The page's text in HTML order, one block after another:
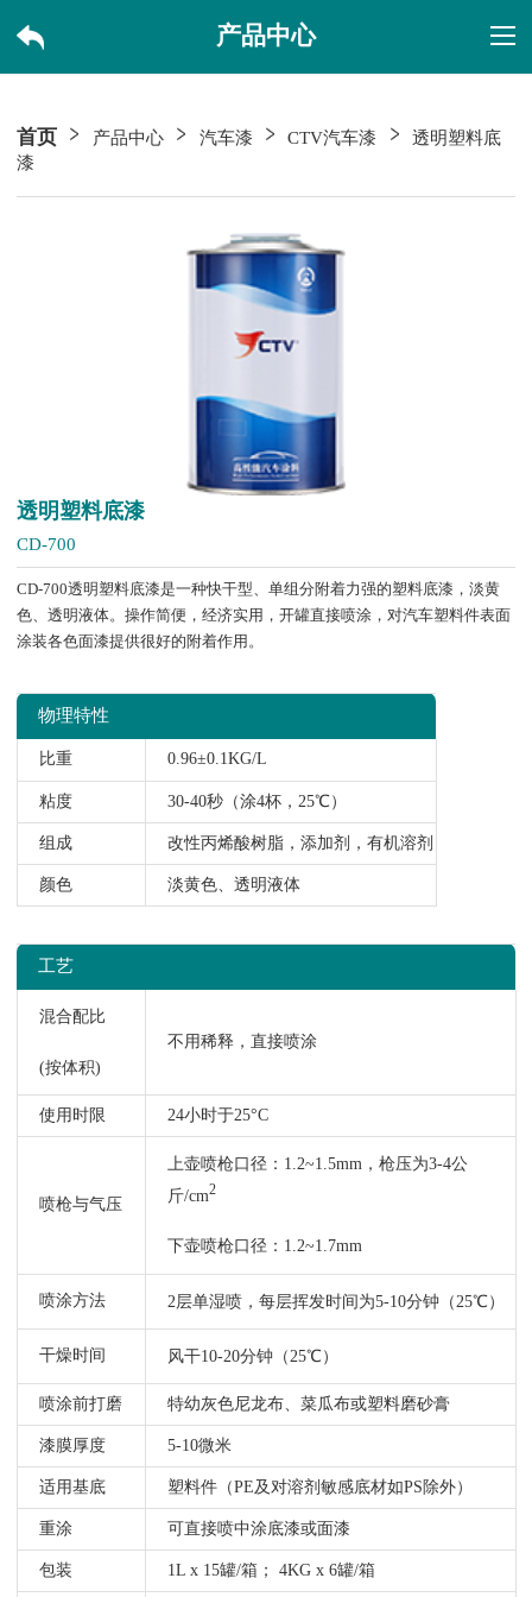
产品中心
首页 产品中心 汽车漆 CTV汽车漆
透明塑料底
漆
透明塑料底漆
CD-700
CD-700透明塑料底漆是一种快干型、单组分附着力强的塑料底漆，淡黄
色、透明液体。操作简便，经济实用，开罐直接喷涂，对汽车塑料件表面
涂装各色面漆提供很好的附着作用。
物理特性
比重 0.96±0.1KG/L
粘度 30-40秒（涂4杯，25℃）
组成 改性丙烯酸树脂，添加剂，有机溶剂
颜色 淡黄色、透明液体
工艺
混合配比
(按体积)
不用稀释，直接喷涂
使用时限 24小时于25°C
喷枪与气压
上壶喷枪口径：1.2~1.5mm，枪压为3-4公
斤/cm2
下壶喷枪口径：1.2~1.7mm
喷涂方法 2层单湿喷，每层挥发时间为5-10分钟（25℃）
干燥时间 风干10-20分钟（25℃）
喷涂前打磨 特幼灰色尼龙布、菜瓜布或塑料磨砂膏
漆膜厚度 5-10微米
适用基底 塑料件（PE及对溶剂敏感底材如PS除外）
重涂 可直接喷中涂底漆或面漆
包装 1L x 15罐/箱； 4KG x 6罐/箱